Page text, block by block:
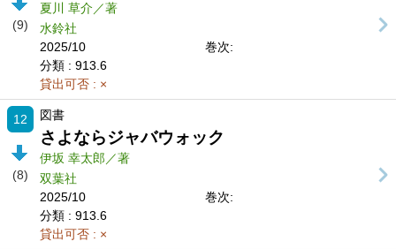
(9)
夏川 草介／著
水鈴社
2025/10
巻次:
分類 : 913.6
貸出可否 : ×
12
(8)
図書
さよならジャバウォック
伊坂 幸太郎／著
双葉社
2025/10
巻次:
分類 : 913.6
貸出可否 : ×